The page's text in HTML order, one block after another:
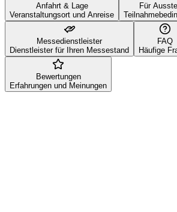
Anfahrt & Lage
Veranstaltungsort und Anreise
Für
Messedienstleister
Dienstleister für Ihren Messestand
FAQ
Häufige
Bewertungen
Erfahrungen und Meinungen